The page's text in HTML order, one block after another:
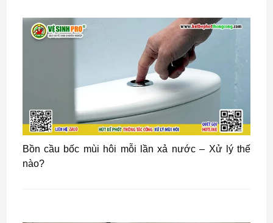
Bồn cầu bốc mùi hôi mỗi lần xả nước – Xử lý thế
nào?